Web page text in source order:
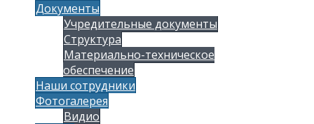
Документы
Учредительные документы
Структура
Материально-техническое
обеспечение
Наши сотрудники
Фотогалерея
Видио